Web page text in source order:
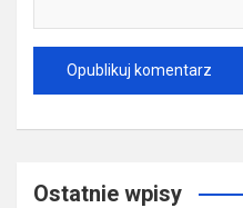
Ostatnie wpisy